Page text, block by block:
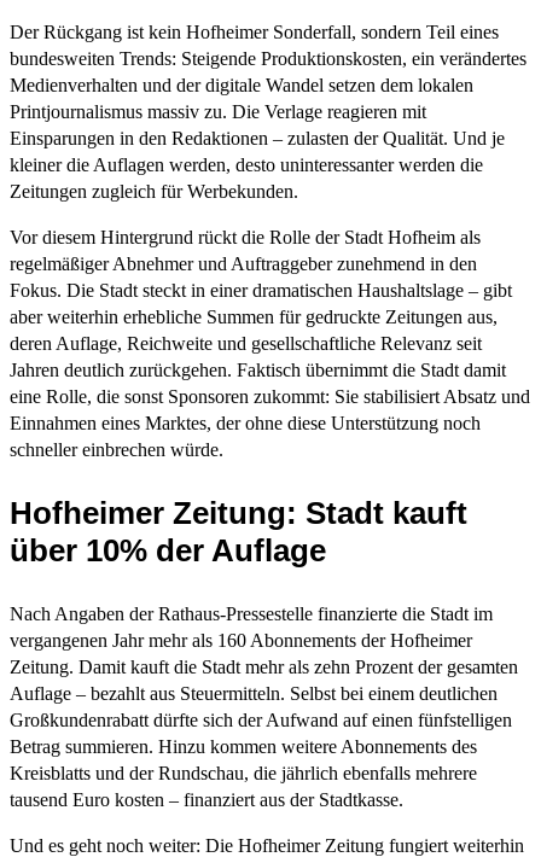
Der Rückgang ist kein Hofheimer Sonderfall, sondern Teil eines
bundesweiten Trends: Steigende Produktionskosten, ein verändertes
Medienverhalten und der digitale Wandel setzen dem lokalen
Printjournalismus massiv zu. Die Verlage reagieren mit
Einsparungen in den Redaktionen – zulasten der Qualität. Und je
kleiner die Auflagen werden, desto uninteressanter werden die
Zeitungen zugleich für Werbekunden.
Vor diesem Hintergrund rückt die Rolle der Stadt Hofheim als
regelmäßiger Abnehmer und Auftraggeber zunehmend in den
Fokus. Die Stadt steckt in einer dramatischen Haushaltslage – gibt
aber weiterhin erhebliche Summen für gedruckte Zeitungen aus,
deren Auflage, Reichweite und gesellschaftliche Relevanz seit
Jahren deutlich zurückgehen. Faktisch übernimmt die Stadt damit
eine Rolle, die sonst Sponsoren zukommt: Sie stabilisiert Absatz und
Einnahmen eines Marktes, der ohne diese Unterstützung noch
schneller einbrechen würde.
Hofheimer Zeitung: Stadt kauft
über 10% der Auflage
Nach Angaben der Rathaus-Pressestelle finanzierte die Stadt im
vergangenen Jahr mehr als 160 Abonnements der Hofheimer
Zeitung. Damit kauft die Stadt mehr als zehn Prozent der gesamten
Auflage – bezahlt aus Steuermitteln. Selbst bei einem deutlichen
Großkundenrabatt dürfte sich der Aufwand auf einen fünfstelligen
Betrag summieren. Hinzu kommen weitere Abonnements des
Kreisblatts und der Rundschau, die jährlich ebenfalls mehrere
tausend Euro kosten – finanziert aus der Stadtkasse.
Und es geht noch weiter: Die Hofheimer Zeitung fungiert weiterhin